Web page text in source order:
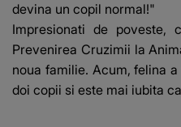
devina un copil normal!"
Impresionati de poveste,
Prevenirea Cruzimii la
noua familie. Acum, felina
doi copii si este mai iubita